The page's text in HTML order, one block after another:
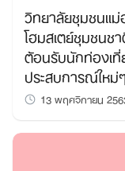
วิทยาลัยชุมชนแ
โฮมสเตย์ชุมชนช
ต้อนรับนักท่องเ
ประสบการณ์ใหม่
13 พฤศจิกายน